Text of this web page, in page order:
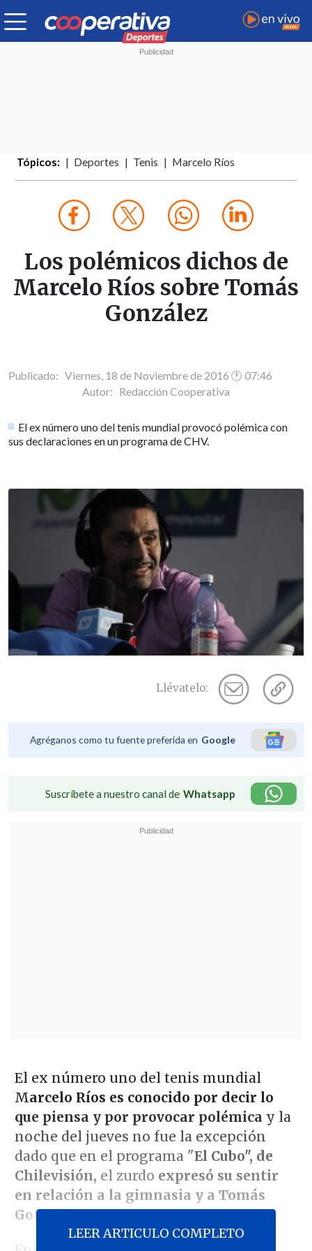
Tópicos: Deportes Tenis Marcelo Ríos
Los polémicos dichos de
Marcelo Ríos sobre Tomás
González
Publicado: Viernes, 18 de Noviembre de 2016 🕐 07:46
Autor: Redacción Cooperativa
El ex número uno del tenis mundial provocó polémica con
sus declaraciones en un programa de CHV.
Llévatelo:
Agréganos como tu fuente preferida en Google
Suscríbete a nuestro canal de Whatsapp
El ex número uno del tenis mundial
Marcelo Ríos es conocido por decir lo
que piensa y por provocar polémica y la
noche del jueves no fue la excepción
dado que en el programa "El Cubo", de
Chilevisión, el zurdo expresó su sentir
en relación a la gimnasia y a Tomás
González.
LEER ARTICULO COMPLETO